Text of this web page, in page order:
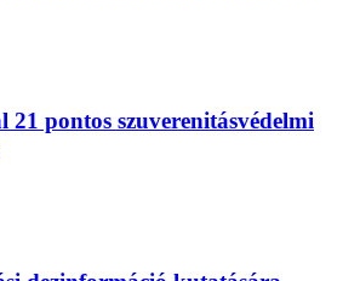
pontos szuverenitásvédelmi